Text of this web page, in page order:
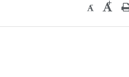
- +